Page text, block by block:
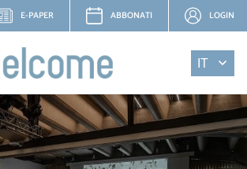
E-PAPER ABBONATI LOGIN
IT